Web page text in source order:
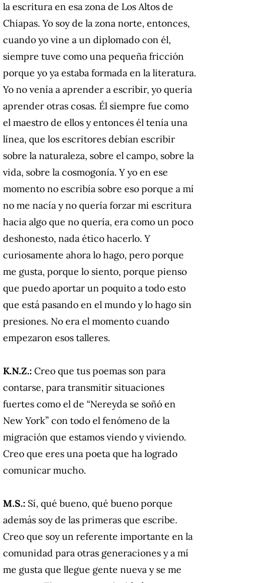
la escritura en esa zona de Los Altos de
Chiapas. Yo soy de la zona norte, entonces,
cuando yo vine a un diplomado con él,
siempre tuve como una pequeña fricción
porque yo ya estaba formada en la literatura.
Yo no venía a aprender a escribir, yo quería
aprender otras cosas. Él siempre fue como
el maestro de ellos y entonces él tenía una
línea, que los escritores debían escribir
sobre la naturaleza, sobre el campo, sobre la
vida, sobre la cosmogonía. Y yo en ese
momento no escribía sobre eso porque a mí
no me nacía y no quería forzar mi escritura
hacia algo que no quería, era como un poco
deshonesto, nada ético hacerlo. Y
curiosamente ahora lo hago, pero porque
me gusta, porque lo siento, porque pienso
que puedo aportar un poquito a todo esto
que está pasando en el mundo y lo hago sin
presiones. No era el momento cuando
empezaron esos talleres.
K.N.Z.: Creo que tus poemas son para
contarse, para transmitir situaciones
fuertes como el de “Nereyda se soñó en
New York” con todo el fenómeno de la
migración que estamos viendo y viviendo.
Creo que eres una poeta que ha logrado
comunicar mucho.
M.S.: Sí, qué bueno, qué bueno porque
además soy de las primeras que escribe.
Creo que soy un referente importante en la
comunidad para otras generaciones y a mí
me gusta que llegue gente nueva y se me